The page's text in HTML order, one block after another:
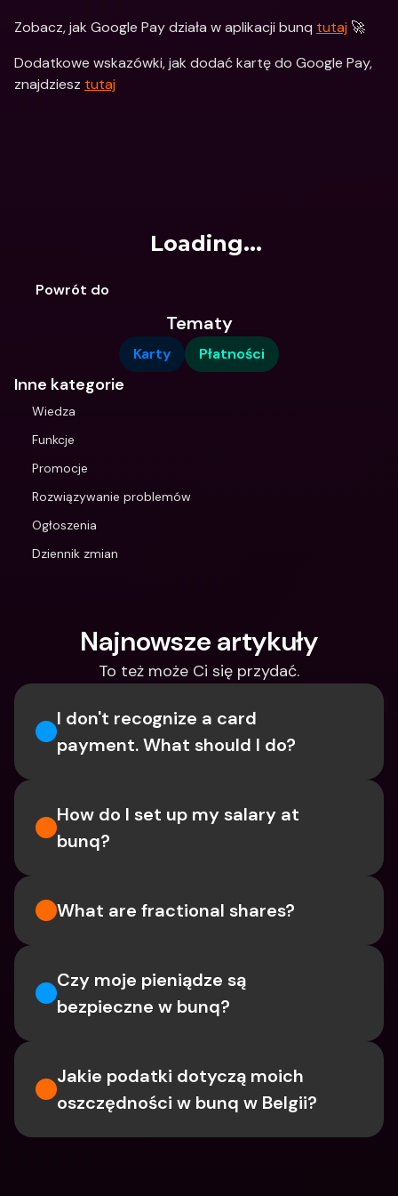
Zobacz, jak Google Pay działa w aplikacji bunq tutaj 🚀
Dodatkowe wskazówki, jak dodać kartę do Google Pay,
znajdziesz tutaj
Loading...
Powrót do
Tematy
Karty Płatności
Inne kategorie
Wiedza
Funkcje
Promocje
Rozwiązywanie problemów
Ogłoszenia
Dziennik zmian
Najnowsze artykuły
To też może Ci się przydać.
I don't recognize a card
payment. What should I do?
How do I set up my salary at
bunq?
What are fractional shares?
Czy moje pieniądze są
bezpieczne w bunq?
Jakie podatki dotyczą moich
oszczędności w bunq w Belgii?